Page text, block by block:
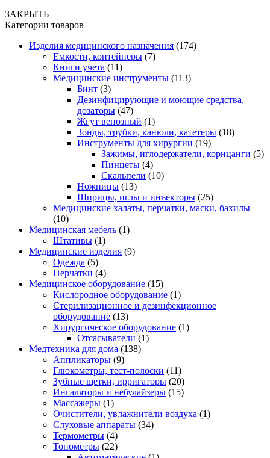
ЗАКРЫТЬ
Категории товаров
Изделия медицинского назначения (174)
Ёмкости, контейнеры (7)
Книги учета (11)
Медицинские инструменты (113)
Бинт (3)
Дезинфицирующие и моющие средства,
дозаторы (47)
Жгут венозный (1)
Зонды, трубки, канюли, катетеры (18)
Инструменты для хирургии (19)
Зажимы, иглодержатели, корнцанги (5)
Пинцеты (4)
Скальпели (10)
Ножницы (13)
Шприцы, иглы и инъекторы (25)
Медицинские халаты, перчатки, маски, бахилы
(10)
Медицинская мебель (1)
Штативы (1)
Медицинские изделия (9)
Одежда (5)
Перчатки (4)
Медицинское оборудование (15)
Кислородное оборудование (1)
Стерилизационное и дезинфекционное
оборудование (13)
Хирургическое оборудование (1)
Отсасыватели (1)
Медтехника для дома (138)
Аппликаторы (9)
Глюкометры, тест-полоски (11)
Зубные щетки, ирригаторы (20)
Ингаляторы и небулайзеры (15)
Массажеры (1)
Очистители, увлажнители воздуха (1)
Слуховые аппараты (34)
Термометры (4)
Тонометры (22)